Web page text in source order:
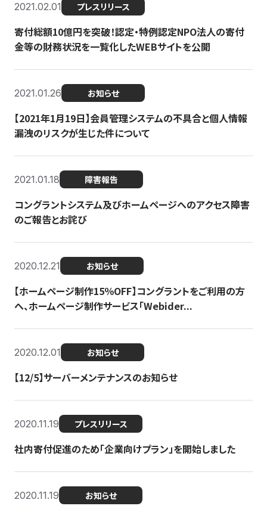
2021.02.01 プレスリリース
寄付総額10億円を突破！認定・特例認定NPO法人の寄付
金等の財務状況を一覧化したWEBサイトを公開
2021.01.26 お知らせ
【2021年1月19日】会員管理システムの不具合と個人情報
漏洩のリスクが生じた件について
2021.01.18 障害報告
コングラントシステム及びホームページへのアクセス障害
のご報告とお詫び
2020.12.21 お知らせ
【ホームページ制作15％OFF】コングラントをご利用の方
へ、ホームページ制作サービス「Webider...
2020.12.01 お知らせ
【12/5】サーバーメンテナンスのお知らせ
2020.11.19 プレスリリース
社内寄付促進のため「企業向けプラン」を開始しました
2020.11.19 お知らせ